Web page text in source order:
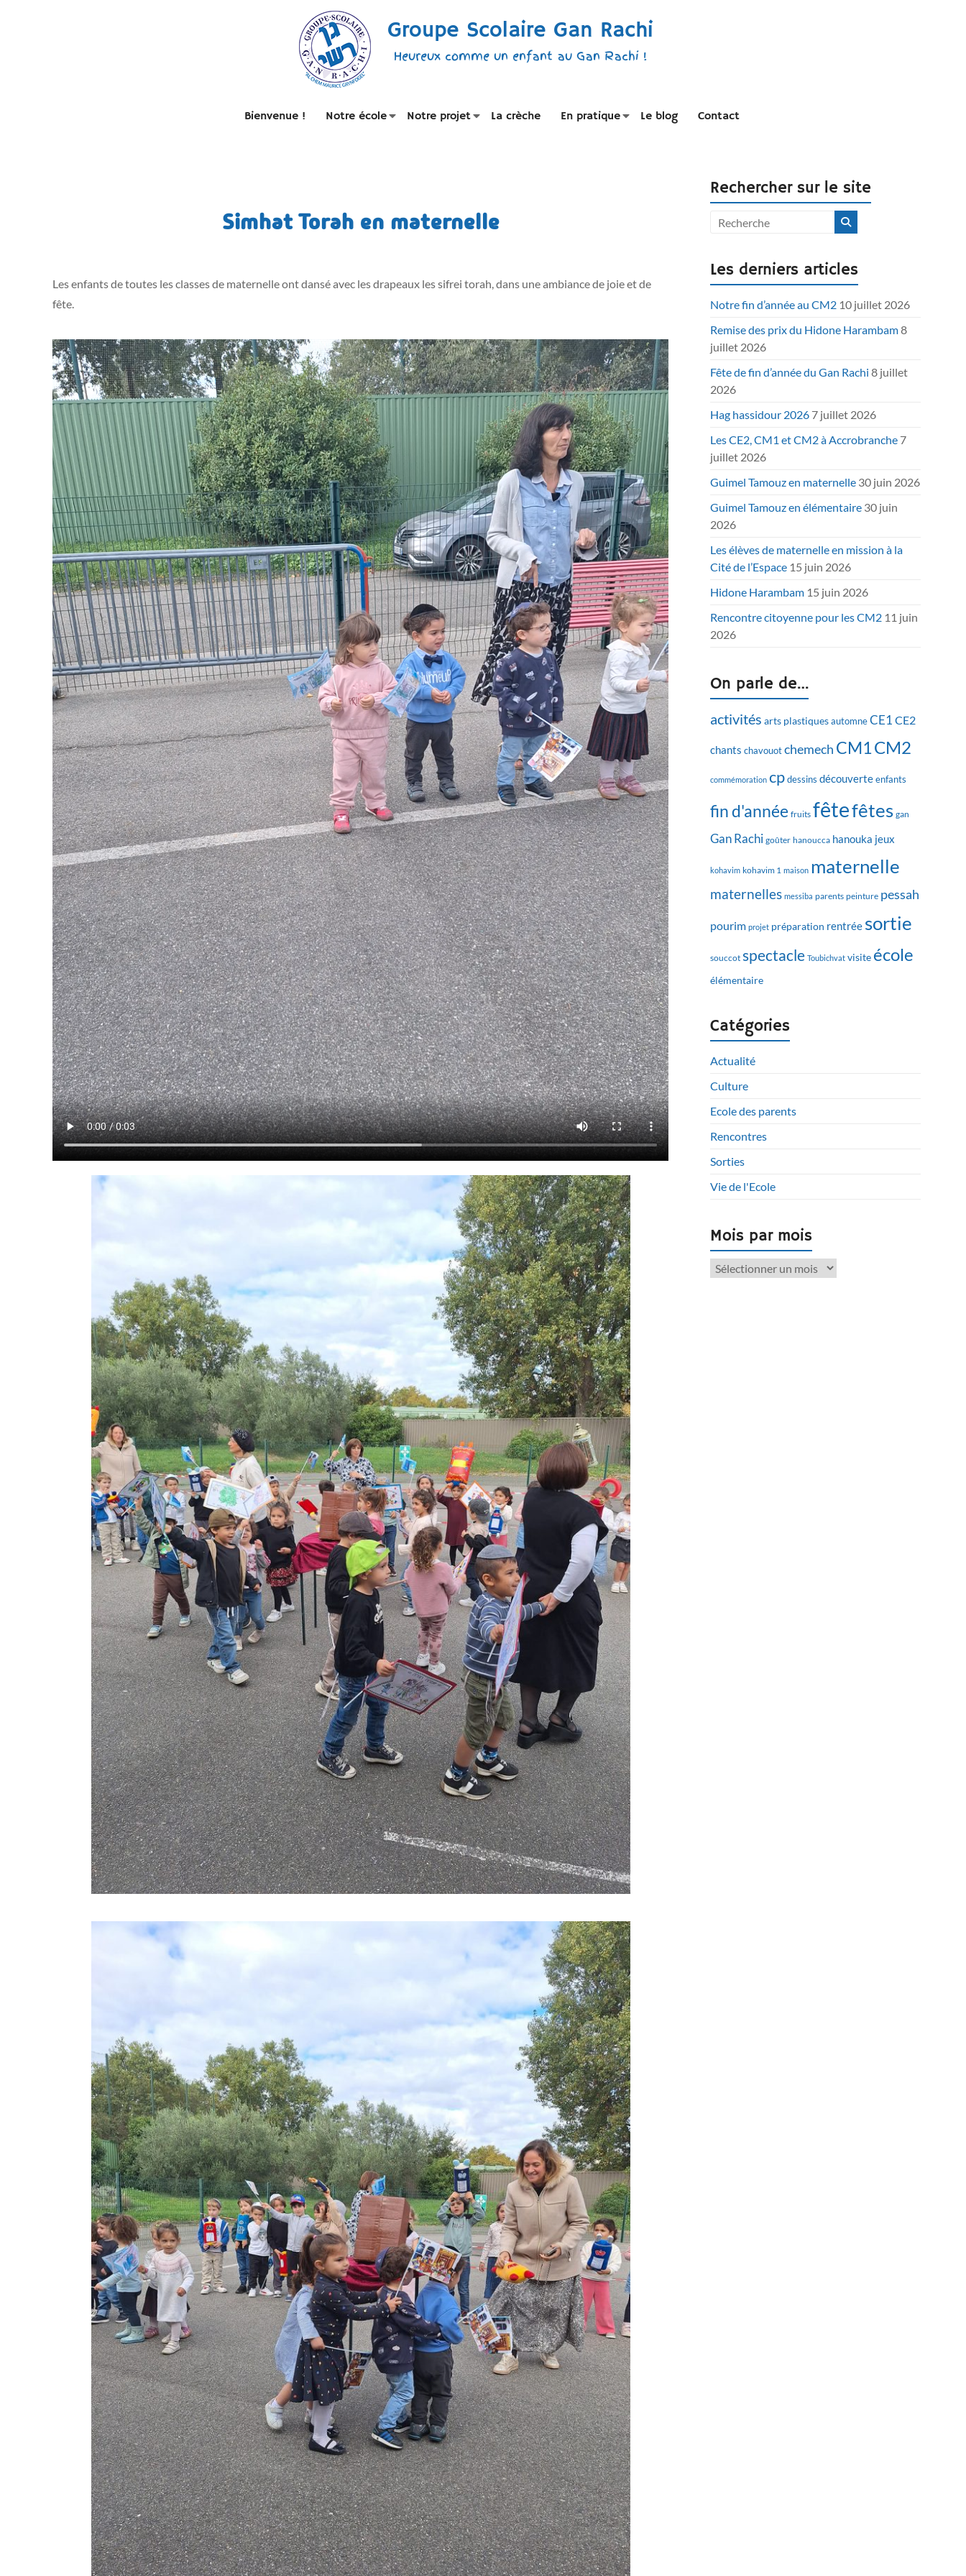
Groupe Scolaire Gan Rachi
Heureux comme un enfant au Gan Rachi !
Bienvenue ! Notre école Notre projet La crèche En pratique Le blog Contact
Simhat Torah en maternelle
Les enfants de toutes les classes de maternelle ont dansé avec les drapeaux les sifrei torah, dans une ambiance de joie et de
fête.
Rechercher sur le site
Les derniers articles
Notre fin d’année au CM2 10 juillet 2026
Remise des prix du Hidone Harambam8
juillet 2026
Fête de fin d’année du Gan Rachi 8 juillet
2026
Hag hassidour 2026 7 juillet 2026
Les CE2, CM1 et CM2 à Accrobranche 7
juillet 2026
Guimel Tamouz en maternelle 30 juin 2026
Guimel Tamouz en élémentaire 30 juin
2026
Les élèves de maternelle en mission à la
Cité de l’Espace 15 juin 2026
Hidone Harambam 15 juin 2026
Rencontre citoyenne pour les CM2 11 juin
2026
On parle de…
activités arts plastiques automne CE1 CE2
chants chavouot chemech CM1CM2
commémoration cp dessins découverte enfants
fin d'année fruits fêtefêtes gan
Gan Rachi goûter hanoucca hanouka jeux
kohavim kohavim 1 maison maternelle
maternelles messiba parents peinture pessah
pourim projet préparation rentrée sortie
souccot spectacle Toubichvat visite école
élémentaire
Catégories
Actualité
Culture
Ecole des parents
Rencontres
Sorties
Vie de l'Ecole
Mois par mois